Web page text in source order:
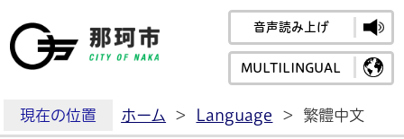
那珂市公式ホームペ
音声読み上げ
MULTILINGUAL
現在の位置 ホーム > Language > 繁體中文